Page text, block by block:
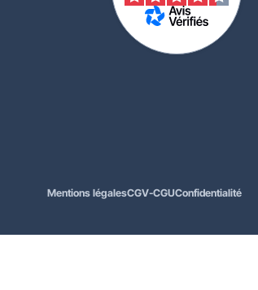
Mentions légalesCGV-CGUConfidentialité